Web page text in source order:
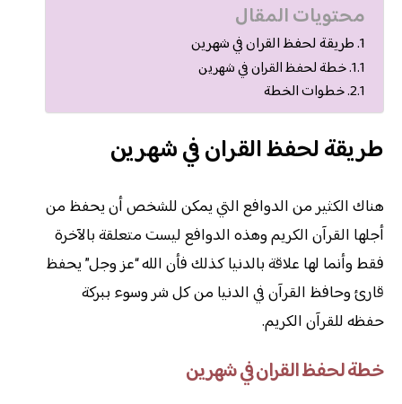
محتويات المقال
طريقة لحفظ القران في شهرين
خطة لحفظ القران في شهرين
خطوات الخطة
طريقة لحفظ القران في شهرين
هناك الكثير من الدوافع التي يمكن للشخص أن يحفظ من
أجلها القرآن الكريم وهذه الدوافع ليست متعلقة بالآخرة
فقط وأنما لها علاقة بالدنيا كذلك فأن الله “عز وجل” يحفظ
قارئ وحافظ القرآن في الدنيا من كل شر وسوء ببركة
حفظه للقرآن الكريم.
خطة لحفظ القران في شهرين